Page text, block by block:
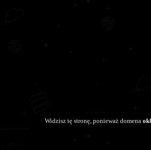
Widzisz tę stronę, ponieważ domena